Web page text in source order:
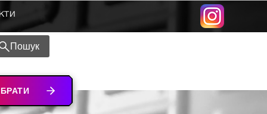
Пошук